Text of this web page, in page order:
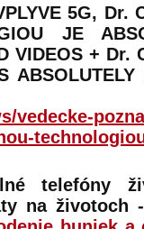
5G, Dr.
JE
VIDEOS + Dr.
vedecke-
telefóny
na životoch -